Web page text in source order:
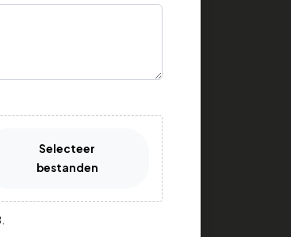
Selecteer
bestanden